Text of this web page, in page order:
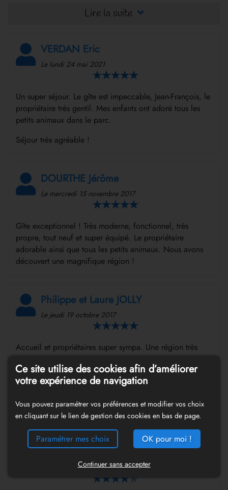
car l 'endroit a plus a tout le monde et le propriétaire et
Lire la suite
VERDAN Eric
Le lundi 24 mai 2021
Un super séjour. Le gîte est impeccable, Jean-François, le
propriétaire très gentil. Mes enfants ont adoré tous les
petits animaux dans le parc.
Séjour très agréable !
DOURTHE Jérôme
Le mercredi 15 novembre 2017
Gîte exceptionnel ! Très moderne, fonctionnel, très
propre, tout neuf et super équipé. Le propriétaire
adorable ainsi que tous les petits animaux. Nous avons
découvert une magnifique région !
Philippe et Laure JOLLY
Le jeudi 19 octobre 2017
Accueil et propriétaires super sympa. Une région très
Nous reviendrons en 2019 tellement nous avons étaient
bien accueillis que ce soit par les propriétaire et les
commerçants de Prontonx.
Lire la suite
Estelle RANDAUX
Le dimanche 06 novembre 2016
Ce site utilise des cookies afin d’améliorer
votre expérience de navigation
Vous pouvez paramétrer vos préférences et modifier vos choix
en cliquant sur le lien de gestion des cookies en bas de page.
Paramétrer mes choix OK pour moi !
Continuer sans accepter